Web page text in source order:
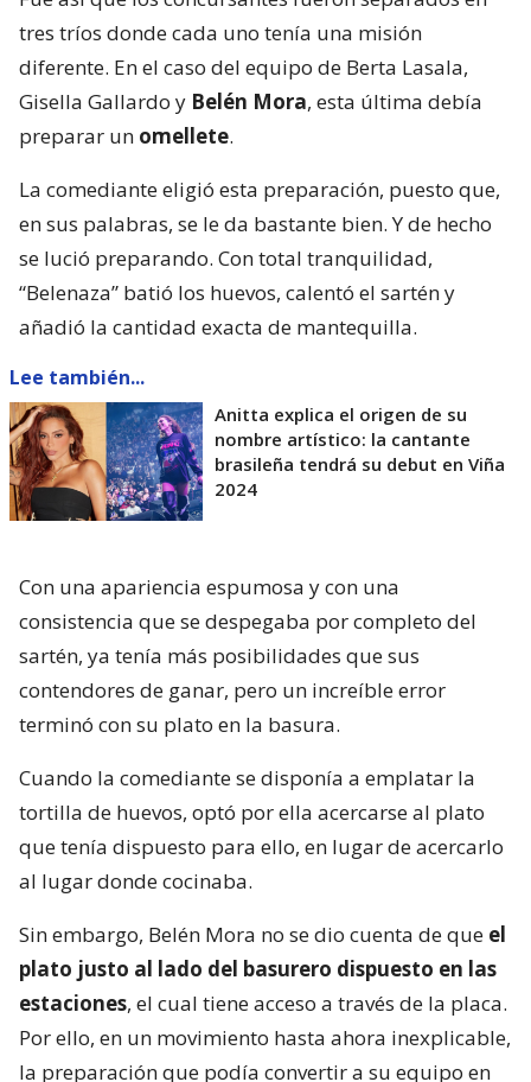
tres tríos donde cada uno tenía una misión
diferente. En el caso del equipo de Berta Lasala,
Gisella Gallardo y Belén Mora, esta última debía
preparar un omellete.
La comediante eligió esta preparación, puesto que,
en sus palabras, se le da bastante bien. Y de hecho
se lució preparando. Con total tranquilidad,
“Belenaza” batió los huevos, calentó el sartén y
añadió la cantidad exacta de mantequilla.
Lee también...
Anitta explica el origen de su
nombre artístico: la cantante
brasileña tendrá su debut en Viña
2024
Con una apariencia espumosa y con una
consistencia que se despegaba por completo del
sartén, ya tenía más posibilidades que sus
contendores de ganar, pero un increíble error
terminó con su plato en la basura.
Cuando la comediante se disponía a emplatar la
tortilla de huevos, optó por ella acercarse al plato
que tenía dispuesto para ello, en lugar de acercarlo
al lugar donde cocinaba.
Sin embargo, Belén Mora no se dio cuenta de que el
plato justo al lado del basurero dispuesto en las
estaciones, el cual tiene acceso a través de la placa.
Por ello, en un movimiento hasta ahora inexplicable,
la preparación que podía convertir a su equipo en